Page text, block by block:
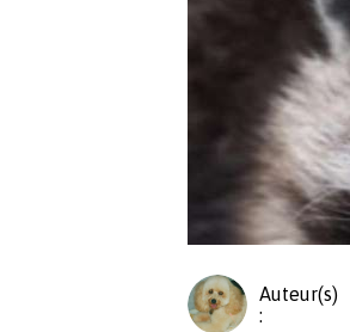
Auteur(s)
: